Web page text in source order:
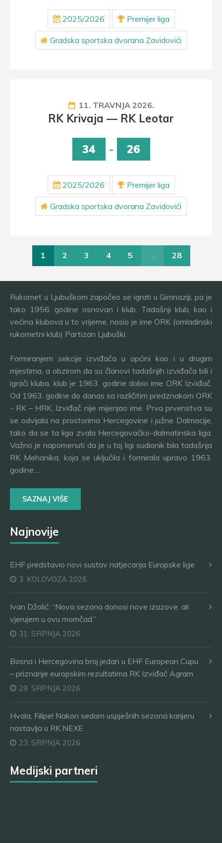
2025/2026 Premijer liga
Gradska sportska dvorana Zavidovići
11. TRAVNJA 2026.
RK Krivaja — RK Leotar
34 - 26
2025/2026 Premijer liga
Gradska sportska dvorana Zavidovići
1 2 3 4 5 … 28
Rukomet u Ljubuškom započeo se igrati u Gimnaziji, pa je
tako 1956. godine osnovan i klub. Tadašnji klub, kao i
većina klubova u to vrijeme, nosio je ime ORK (omladinski
rukometni klub) Partizan Ljubuški.
Formiranjem sekcije izviđača u općini kao i u drugim
mjestima, a obzirom da su članovi tadašnjih izviđača bili i
igrači kluba, klub je 1963. godine dobio ime ORK Izviđač.
Od 1963. godine do danas sa različitim predznakom ORK
- RK – HRK, Izviđač nije mijenjao ime. Prva prvenstva su
se odvijala na prostorima Hercegovine i južne Dalmacije,
tako da se ta liga zvala Hercegovačko-dalmatinska liga.
Važno je napomenuti da je u toj ligi sudionik bila tadašnja
RK Mehanika, koja se uključila i formirala upravo 1963.
godine....
SAZNAJ VIŠE
Najnovije
EHF predstavio novi sustav natjecanja Europske lige
3. KOLOVOZA 2026.
Ivan Džolić: “Nova sezona donosi nove izazove, ali
vjerujem u ovu momčad.”
31. SRPNJA 2026.
Bosna i Hercegovina broj jedan u EHF European Cupu
– priznanje europskim rezultatima RK Izviđač Agram
29. SRPNJA 2026.
Hvala, Filipe! Nakon sedam uspješnih sezona karijeru
nastavlja u RK NEXE
23. SRPNJA 2026.
Medijski partneri